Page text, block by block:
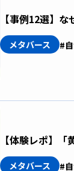
【事例12選】
メタバース #
【体験レポ】
メタバース #